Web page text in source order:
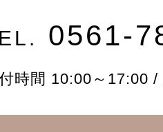
0561-
時間 10:00～17:00 /